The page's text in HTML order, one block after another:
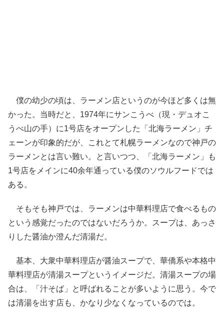
僕の幼少の頃は、ラーメン店というのが今ほど多くは無
かった。当時だと、1974年にサンこうべ（現・デュオこ
うべ山の手）に1号店をオープンした「北海ラーメン」チ
ェーンが印象的だが、これとて札幌ラーメンなので神戸の
ラーメンとは言い難い。と言いつつ、「北海ラーメン」も
1号店をメインに40余年通っている僕のソウルフードでは
ある。
そもそも神戸では、ラーメンは中華料理店で食べるもの
という感覚だったのではないだろうか。スープは、あっさ
りした醤油か澄んだ清湯だ。
基本、大衆中華料理店が醤油スープで、華僑系や本格中
華料理店が清湯スープというイメージだ。清湯スープの場
合は、「汁そば」と呼ばれることが多いように思う。今で
は清湯を出す店も、かなり少なくなっているのでは。